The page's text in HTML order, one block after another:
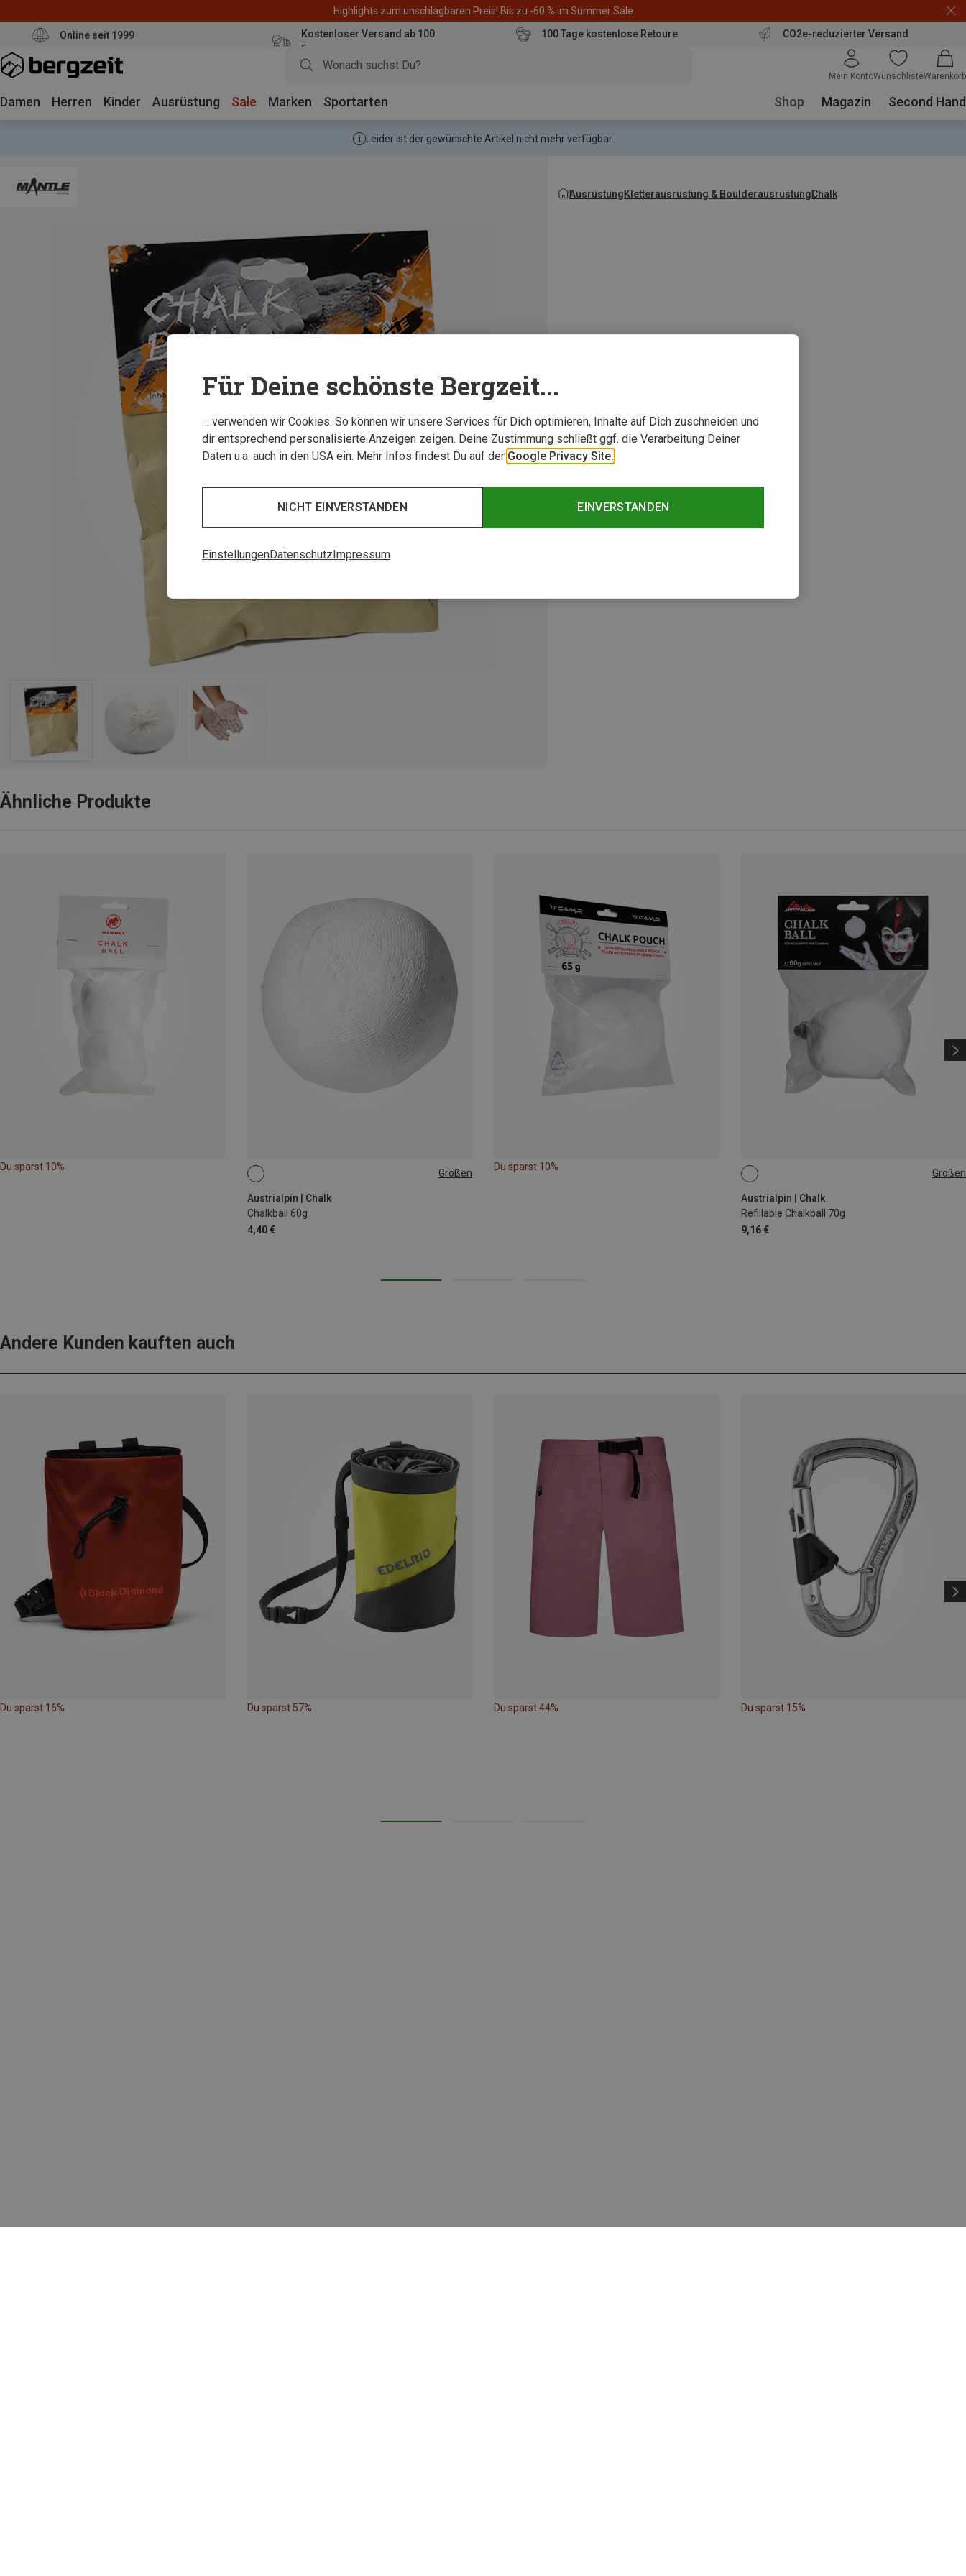
Highlights zum unschlagbaren Preis! Bis zu -60 % im Summer Sale
Online seit 1999
Kostenloser Versand ab 100
Euro
100 Tage kostenlose Retoure CO2e-reduzierter Versand
Mein KontoWunschlisteWarenkorb
Damen Herren Kinder Ausrüstung Sale Marken Sportarten Shop Magazin Second Hand
Leider ist der gewünschte Artikel nicht mehr verfügbar.
AusrüstungKletterausrüstung & BoulderausrüstungChalk
Ähnliche Produkte
Du sparst 10%
Größen
Austrialpin | Chalk
Chalkball 60g
4,40 €
ONE SIZE
Du sparst 10%
Größen
Austrialpin | Chalk
Refillable Chalkball 70g
9,16 €
70G
Andere Kunden kauften auch
Du sparst 16% Du sparst 57% Du sparst 44% Du sparst 15%
Für Deine schönste Bergzeit...
… verwenden wir Cookies. So können wir unsere Services für Dich optimieren, Inhalte auf Dich zuschneiden und
dir entsprechend personalisierte Anzeigen zeigen. Deine Zustimmung schließt ggf. die Verarbeitung Deiner
Daten u.a. auch in den USA ein. Mehr Infos findest Du auf der Google Privacy Site.
EINVERSTANDEN
NICHT EINVERSTANDEN
EinstellungenDatenschutzImpressum